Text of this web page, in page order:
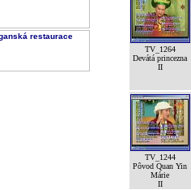
TV_1264
Devátá princezna
II
TV_1244
Pôvod Quan Yin
Márie
II